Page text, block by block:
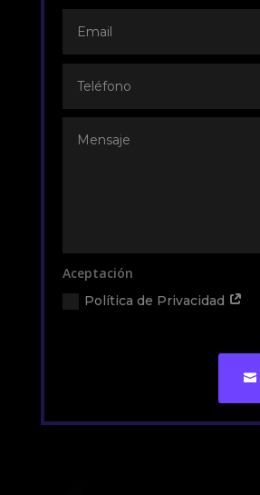
Aceptación
Política de Privacidad